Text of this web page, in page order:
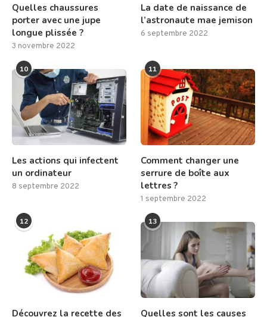
Quelles chaussures
porter avec une jupe
longue plissée ?
3 novembre 2022
La date de naissance de
l’astronaute mae jemison
6 septembre 2022
10
Les actions qui infectent
un ordinateur
8 septembre 2022
11
Comment changer une
serrure de boîte aux
lettres ?
1 septembre 2022
12
Découvrez la recette des
13
Quelles sont les causes